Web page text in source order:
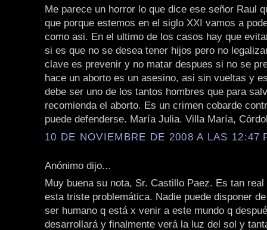
Me parece un horror lo que dice ese señor Raul
que porque estemos en el siglo XXI vamos a
como asi. En el ultimo de los casos hay que
si es que no se desea tener hijos pero no
clave es prevenir y no matar despues si no se
hace un aborto es un asesino, asi sin vueltas y
debe ser uno de los tantos hombres que para
recomienda el aborto. Es un crimen cobarde
puede defenderse. María Julia. Villa María,
10 DE NOVIEMBRE DE 2008 A LAS 12:47
Anónimo dijo...
Muy buena su nota, Sr. Castillo Paez. Es tan
esta triste problemática. Nadie puede disponer
ser humano q está x venir a este mundo q
desarrollará y finalmente verá la luz del sol y